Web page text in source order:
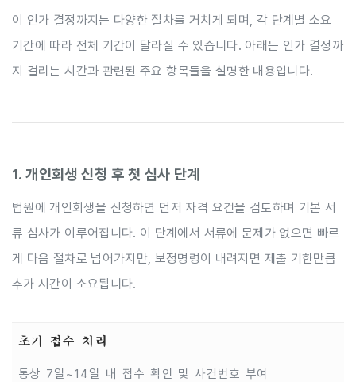
이 인가 결정까지는 다양한 절차를 거치게 되며, 각 단계별 소요
기간에 따라 전체 기간이 달라질 수 있습니다. 아래는 인가 결정까
지 걸리는 시간과 관련된 주요 항목들을 설명한 내용입니다.
1. 개인회생 신청 후 첫 심사 단계
법원에 개인회생을 신청하면 먼저 자격 요건을 검토하며 기본 서
류 심사가 이루어집니다. 이 단계에서 서류에 문제가 없으면 빠르
게 다음 절차로 넘어가지만, 보정명령이 내려지면 제출 기한만큼
추가 시간이 소요됩니다.
초기 접수 처리
통상 7일~14일 내 접수 확인 및 사건번호 부여